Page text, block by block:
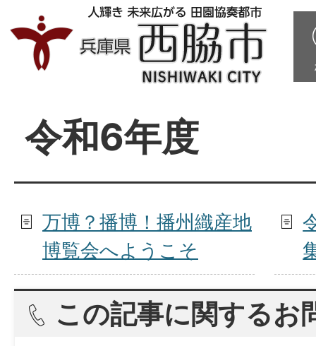
令和6年度
万博？播博！播州織産地
博覧会へようこそ
この記事に関するお